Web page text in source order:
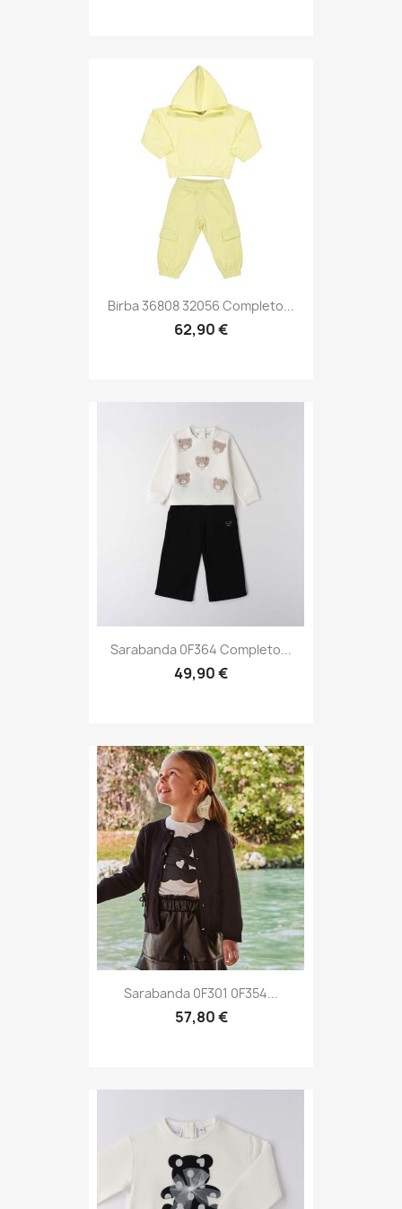
Birba 36808 32056 Completo...
62,90 €
Sarabanda 0F364 Completo...
49,90 €
Sarabanda 0F301 0F354...
57,80 €